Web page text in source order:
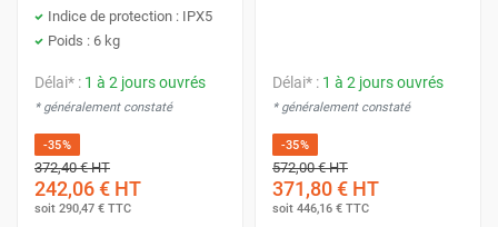
Indice de protection : IPX5
Poids : 6 kg
Délai* : 1 à 2 jours ouvrés
* généralement constaté
-35%
372,40 €HT
242,06 € HT
soit 290,47 € TTC
Délai* : 1 à 2 jours ouvrés
* généralement constaté
-35%
572,00 €HT
371,80 € HT
soit 446,16 € TTC